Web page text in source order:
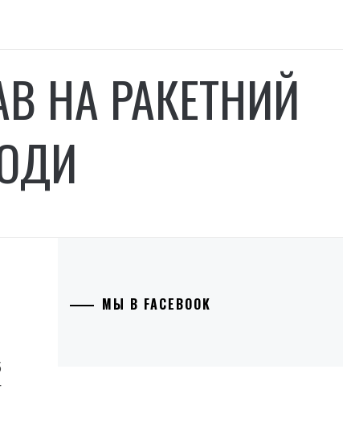
НА РАКЕТНИЙ
МЫ В FACEBOOK